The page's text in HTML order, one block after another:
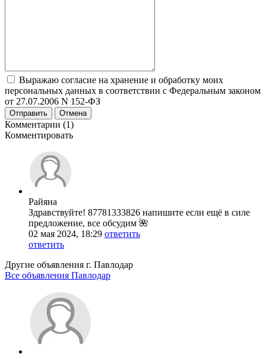
Выражаю согласие на хранение и обработку моих
персональных данных в соответствии с Федеральным законом
от 27.07.2006 N 152-ФЗ
Отправить Отмена
Комментарии (1)
Комментировать
Райяна
Здравствуйте! 87781333826 напишите если ещё в силе
предложение, все обсудим 🌺
02 мая 2024, 18:29 ответить
ответить
Другие объявления г. Павлодар
Все объявления Павлодар